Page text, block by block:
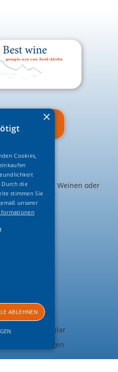
Fragen zu den Weinen oder
Land bereisen?
uns an:
Sie uns:
und -formular
Cookies,
Durch die
stimmen Sie
unserer
ABLEHNEN
×